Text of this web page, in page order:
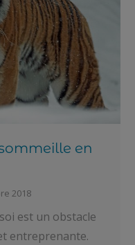
en
2018
est un obstacle
entreprenante.